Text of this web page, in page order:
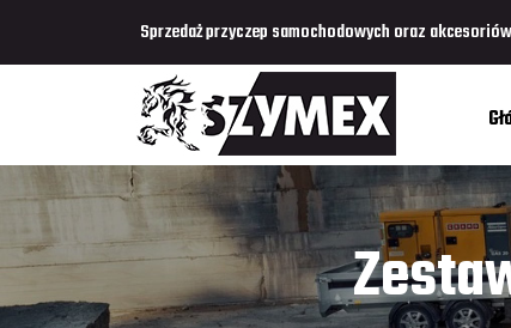
Sprzedaż przyczep samochodowych oraz